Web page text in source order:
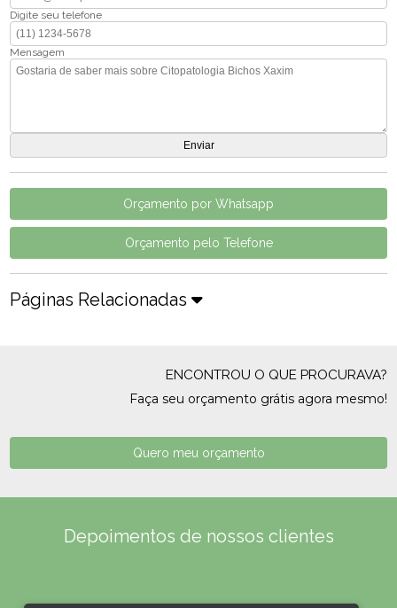
Digite seu telefone
Mensagem
Orçamento por Whatsapp
Orçamento pelo Telefone
Páginas Relacionadas
ENCONTROU O QUE PROCURAVA?
Faça seu orçamento grátis agora mesmo!
Quero meu orçamento
Depoimentos de nossos clientes